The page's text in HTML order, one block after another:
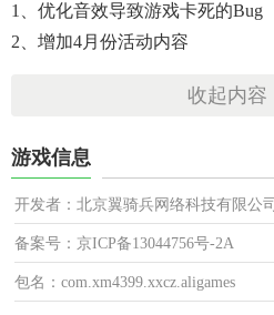
1、优化音效导致游戏卡死的bug
2、增加4月份活动内容
收起内容
游戏信息
开发者：北京翼骑兵网络科技有限公司
备案号：京ICP备13044756号-2A
包名：com.xm4399.xxcz.aligames